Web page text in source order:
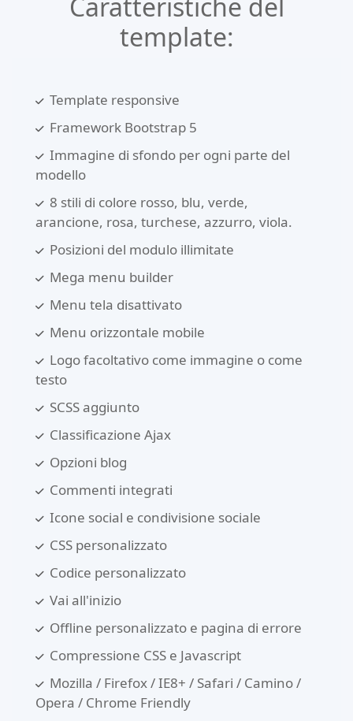
template:
Template responsive
Framework Bootstrap 5
Immagine di sfondo per ogni parte del
modello
8 stili di colore rosso, blu, verde,
arancione, rosa, turchese, azzurro, viola.
Posizioni del modulo illimitate
Mega menu builder
Menu tela disattivato
Menu orizzontale mobile
Logo facoltativo come immagine o come
testo
SCSS aggiunto
Classificazione Ajax
Opzioni blog
Commenti integrati
Icone social e condivisione sociale
CSS personalizzato
Codice personalizzato
Vai all'inizio
Offline personalizzato e pagina di errore
Compressione CSS e Javascript
Mozilla / Firefox / IE8+ / Safari / Camino /
Opera / Chrome Friendly